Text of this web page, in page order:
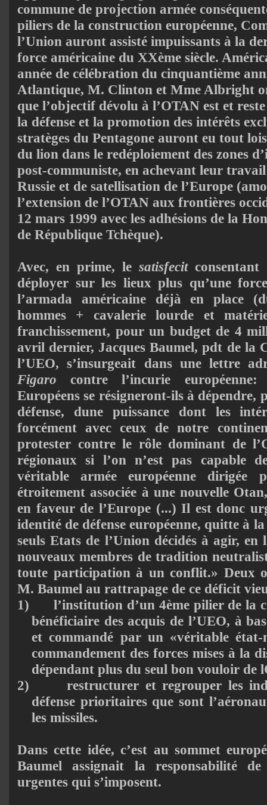
commune de projection armée
piliers de la construction européenne,
l’Union auront assisté impuissants à la
force américaine du XXème siècle.
année de célébration du cinquantième
Atlantique, M. Clinton et Mme Albright
que l’objectif dévolu à l’OTAN est et
la défense et la promotion des intérêts
stratèges du Pentagone auront eu tout
du lion dans le redéploiement des zones
post-communiste, en achevant leur travail
Russie et de satellisation de l’Europe
l’extension de l’OTAN aux frontières
12 mars 1999 avec les adhésions de la
de République Tchèque).
Avec, en prime, le satisfecitconsentant
déployer sur les lieux plus qu’une
l’armada américaine déjà en place
hommes + cavalerie lourde et
franchissement, pour un budget de 4
avril dernier, Jacques Baumel, pdt de la
l’UEO, s’insurgeait dans une lettre
Figaro contre l’incurie
Européens se résigneront-ils à dépendre,
défense, dune puissance dont les
forcément avec ceux de notre
protester contre le rôle dominant de
régionaux si l’on n’est pas capable
véritable armée européenne dirigée
étroitement associée à une nouvelle
en faveur de l’Europe (...) Il est donc
identité de défense européenne, quitte à
seuls Etats de l’Union décidés à agir, en
nouveaux membres de tradition
toute participation à un conflit.» Deux
M. Baumel au rattrapage de ce déficit
1)
l’institution d’un 4ème pilier de la
bénéficiaire des acquis de l’UEO, à
et commandé par un «véritable
commandement des forces mises à la
dépendant plus du seul bon vouloir de
2)
restructurer et regrouper les
défense prioritaires que sont
les missiles.
Dans cette idée, c’est au sommet
Baumel assignait la responsabilité
urgentes qui s’imposent.